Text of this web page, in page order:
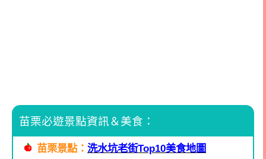
苗栗必遊景點資訊＆美食：
苗栗景點： 洗水坑老街Top10美食地圖